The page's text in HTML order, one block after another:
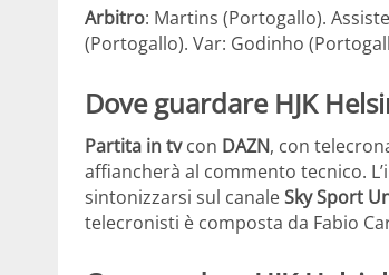
Arbitro: Martins (Portogallo).
(Portogallo). Var: Godinho
Dove guardare HJK
Partita in tvcon DAZN, con
affiancherà al commento tecnico.
sintonizzarsi sul canaleSky Sport
telecronisti è composta da Fabio